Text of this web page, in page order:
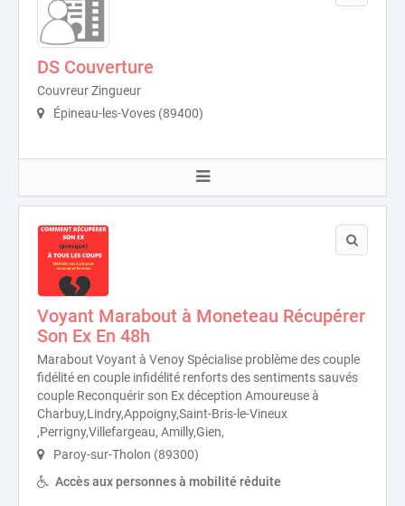
DS Couverture
Couvreur Zingueur
Épineau-les-Voves (89400)
Voyant Marabout à Moneteau Récupérer
Son Ex En 48h
Marabout Voyant à Venoy Spécialise problème des couple
fidélité en couple infidélité renforts des sentiments sauvés
couple Reconquérir son Ex déception Amoureuse à
Charbuy,Lindry,Appoigny,Saint-Bris-le-Vineux
,Perrigny,Villefargeau, Amilly,Gien,
Paroy-sur-Tholon (89300)
Accès aux personnes à mobilité réduite